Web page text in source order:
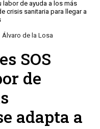
Álvaro de la Losa
SOS
de